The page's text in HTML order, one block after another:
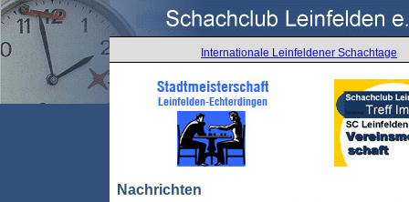
Internationale Leinfeldener Schachtage
Nachrichten